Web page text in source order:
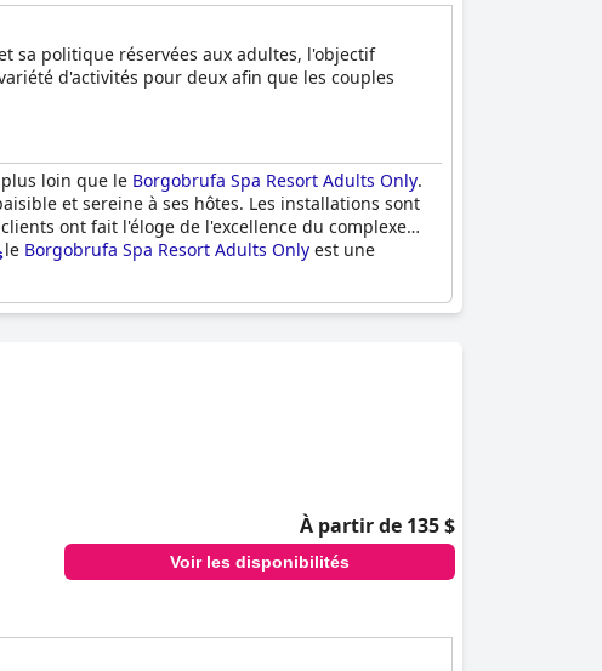
sa politique réservées aux adultes, l'objectif
d'activités pour deux afin que les couples
loin que le Borgobrufa Spa Resort Adults Only.
et sereine à ses hôtes. Les installations sont
ont fait l'éloge de l'excellence du complexe
le Borgobrufa Spa Resort Adults Only est une
À partir de 135 $
Voir les disponibilités